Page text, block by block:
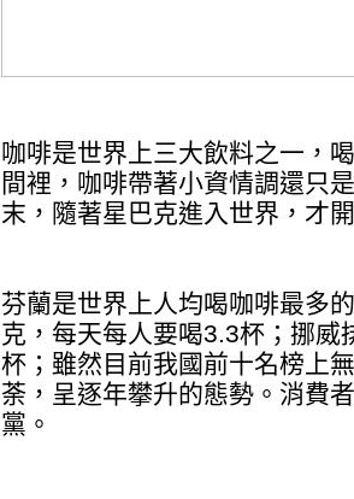
咖啡是世界上三大飲料之一，
間裡，咖啡帶著小資情調還只
末，隨著星巴克進入世界，才
芬蘭是世界上人均喝咖啡最多
克，每天每人要喝3.3杯；挪
杯；雖然目前我國前十名榜上
荼，呈逐年攀升的態勢。消費
黨。